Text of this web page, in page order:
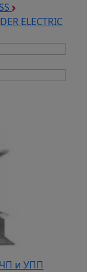
ELECTRIC
и УПП